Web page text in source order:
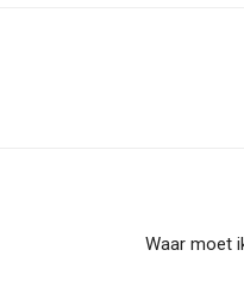
Waar moet